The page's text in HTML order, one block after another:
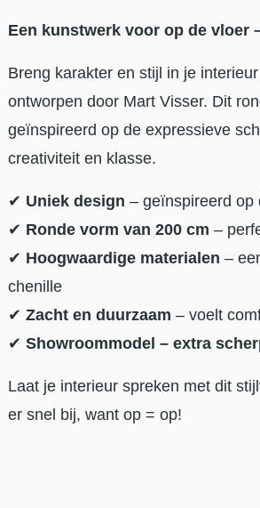
Een kunstwerk voor op de vloer
Breng karakter en stijl in je
ontworpen door Mart Visser. Dit
geïnspireerd op de expressieve
creativiteit en klasse.
✔ Uniek design – geïnspireerd op
✔ Ronde vorm van 200 cm –
✔ Hoogwaardige materialen –
chenille
✔ Zacht en duurzaam – voelt
✔ Showroommodel – extra
Laat je interieur spreken met dit
er snel bij, want op = op!